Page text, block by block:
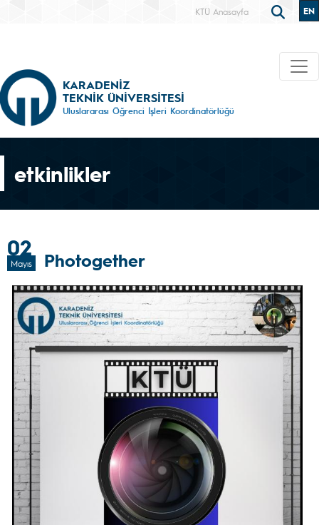
KTÜ Anasayfa EN
KARADENİZ
TEKNİK ÜNİVERSİTESİ
Uluslararası Öğrenci İşleri Koordinatörlüğü
etkinlikler
02
Mayıs Photogether